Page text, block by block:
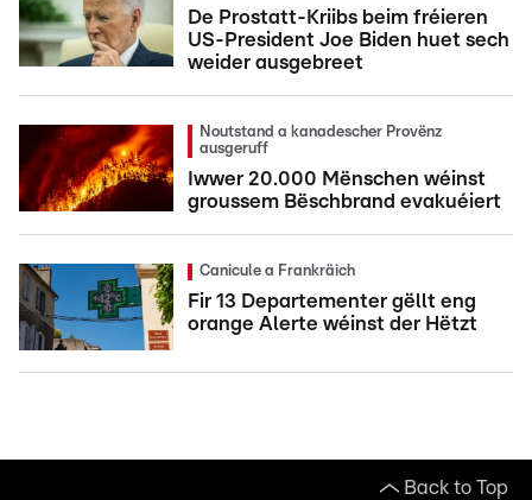
De Prostatt-Kriibs beim fréieren
US-President Joe Biden huet sech
weider ausgebreet
Noutstand a kanadescher Provënz
ausgeruff
Iwwer 20.000 Mënschen wéinst
groussem Bëschbrand evakuéiert
Canicule a Frankräich
Fir 13 Departementer gëllt eng
orange Alerte wéinst der Hëtzt
Back to Top